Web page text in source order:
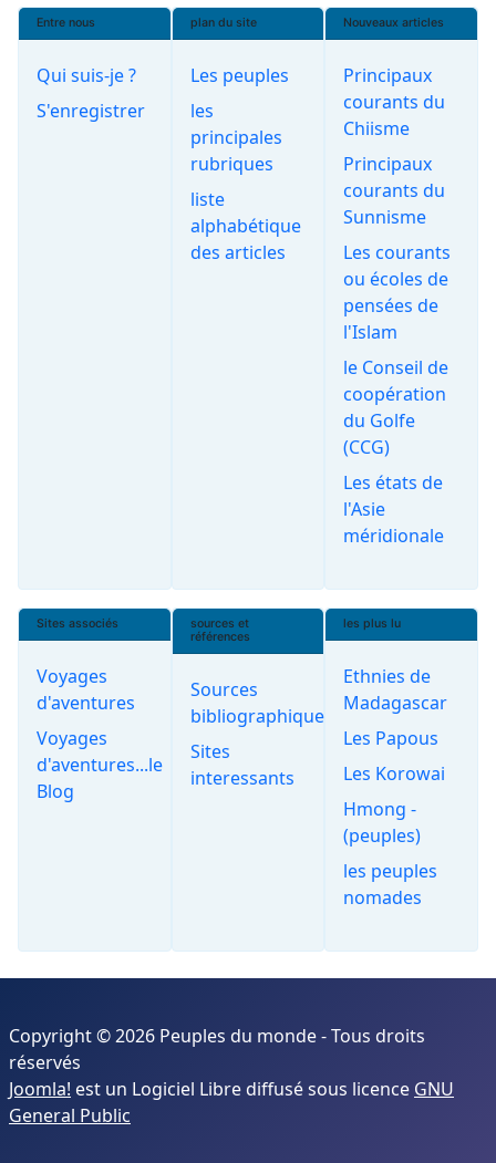
Entre nous
Qui suis-je ?
S'enregistrer
plan du site
Les peuples
les
principales
rubriques
liste
alphabétique
des articles
Nouveaux articles
Principaux
courants du
Chiisme
Principaux
courants du
Sunnisme
Les courants
ou écoles de
pensées de
l'Islam
le Conseil de
coopération
du Golfe
(CCG)
Les états de
l'Asie
méridionale
Sites associés
Voyages
d'aventures
Voyages
d'aventures...le
Blog
sources et
références
Sources
bibliographiques
Sites
interessants
les plus lu
Ethnies de
Madagascar
Les Papous
Les Korowai
Hmong -
(peuples)
les peuples
nomades
Copyright © 2026 Peuples du monde - Tous droits
réservés
Joomla! est un Logiciel Libre diffusé sous licence GNU
General Public